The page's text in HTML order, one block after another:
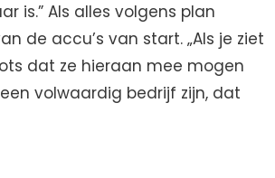
is.” Als alles volgens plan
de accu’s van start. „Als je ziet
dat ze hieraan mee mogen
volwaardig bedrijf zijn, dat